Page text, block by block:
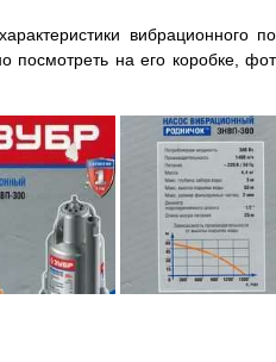
вибрационного
посмотреть на его коробке,